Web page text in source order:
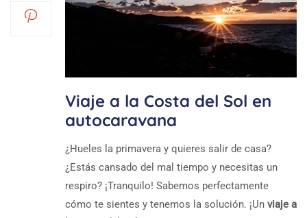
Viaje a la Costa del Sol en
autocaravana
¿Hueles la primavera y quieres salir de casa?
¿Estás cansado del mal tiempo y necesitas un
respiro? ¡Tranquilo! Sabemos perfectamente
cómo te sientes y tenemos la solución. ¡Un viaje a